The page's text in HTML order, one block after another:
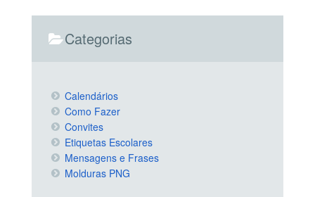
Categorias
Calendários
Como Fazer
Convites
Etiquetas Escolares
Mensagens e Frases
Molduras PNG